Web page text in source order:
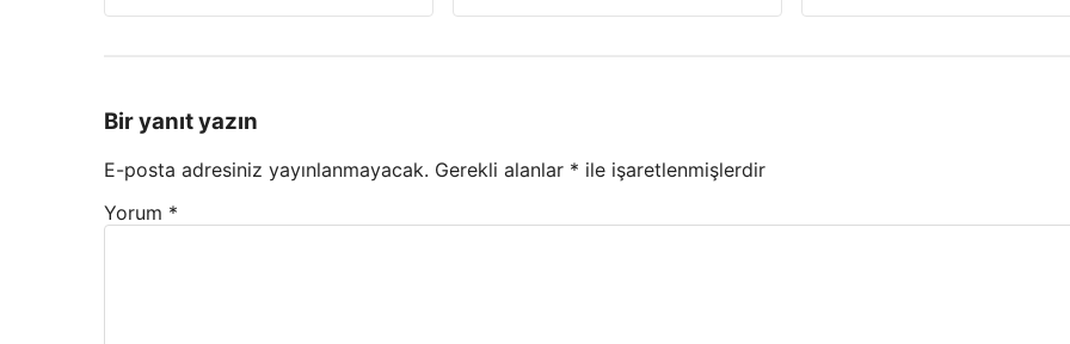
Bir yanıt yazın
E-posta adresiniz yayınlanmayacak. Gerekli alanlar * ile işaretlenmişlerdir
Yorum *